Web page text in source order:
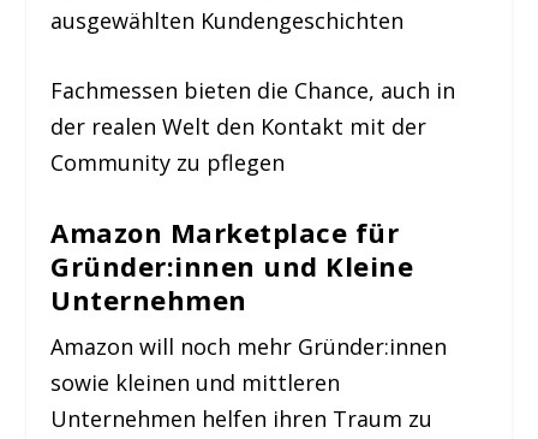
ausgewählten Kundengeschichten
Fachmessen bieten die Chance, auch in
der realen Welt den Kontakt mit der
Community zu pflegen
Amazon Marketplace für
Gründer:innen und Kleine
Unternehmen
Amazon will noch mehr Gründer:innen
sowie kleinen und mittleren
Unternehmen helfen ihren Traum zu